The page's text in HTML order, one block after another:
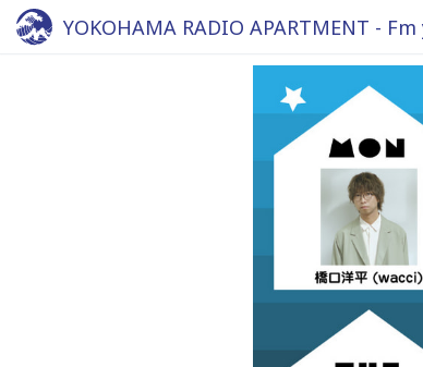
YOKOHAMA RADIO APARTMENT -